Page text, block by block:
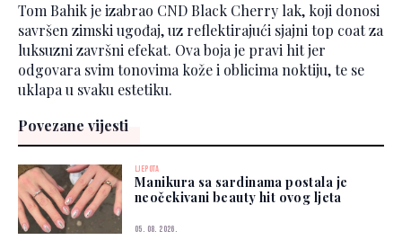
Tom Bahik je izabrao CND Black Cherry lak, koji donosi
savršen zimski ugođaj, uz reflektirajući sjajni top coat za
luksuzni završni efekat. Ova boja je pravi hit jer
odgovara svim tonovima kože i oblicima noktiju, te se
uklapa u svaku estetiku.
Povezane vijesti
LJEPOTA
Manikura sa sardinama postala je
neočekivani beauty hit ovog ljeta
05. 08. 2026.